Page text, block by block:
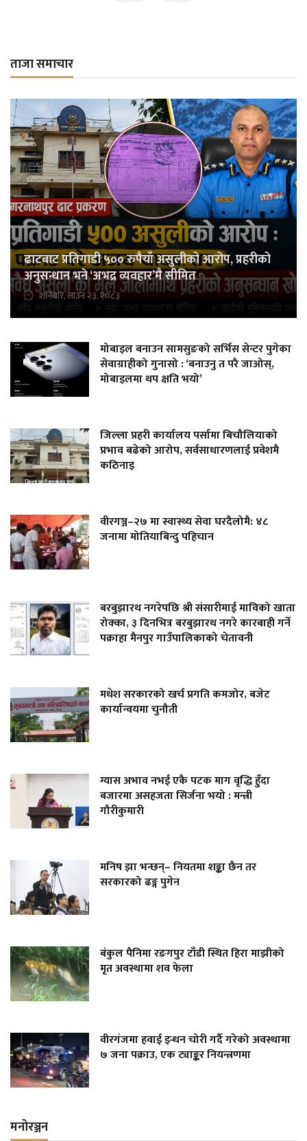
ताजा समाचार
ढाटबाट प्रतिगाडी ५०० रुपैयाँ असुलीको आरोप, प्रहरीको
अनुसन्धान भने ‘अभद्र व्यवहार’मै सीमित
शनिबार, साउन २३, २०८३
मोबाइल बनाउन सामसुङको सर्भिस सेन्टर पुगेका
सेवाग्राहीको गुनासो : ‘बनाउनु त परै जाओस्,
मोबाइलमा थप क्षति भयो’
जिल्ला प्रहरी कार्यालय पर्सामा बिचौलियाको
प्रभाव बढेको आरोप, सर्वसाधारणलाई प्रवेशमै
कठिनाइ
वीरगञ्ज–२७ मा स्वास्थ्य सेवा घरदैलोमै: ४८
जनामा मोतियाबिन्दु पहिचान
बरबुझारथ नगरेपछि श्री संसारीमाई माविको खाता
रोक्का, ३ दिनभित्र बरबुझारथ नगरे कारबाही गर्ने
पक्राहा मैनपुर गाउँपालिकाको चेतावनी
मधेश सरकारको खर्च प्रगति कमजोर, बजेट
कार्यान्वयमा चुनौती
ग्यास अभाव नभई एकै पटक माग वृद्धि हुँदा
बजारमा असहजता सिर्जना भयो : मन्त्री
गौरीकुमारी
मनिष झा भन्छन्– नियतमा शङ्का छैन तर
सरकारको ढङ्ग पुगेन
बंकुल पैनिमा रङगपुर टाँडी स्थित हिरा माझीको
मृत अवस्थामा शव फेला
वीरगंजमा हवाई इन्धन चोरी गर्दै गरेको अवस्थामा
७ जना पक्राउ, एक ट्याङ्कर नियन्त्रणमा
मनोरञ्जन